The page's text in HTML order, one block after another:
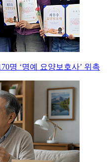
명 ‘명예 요양보호사’ 위촉